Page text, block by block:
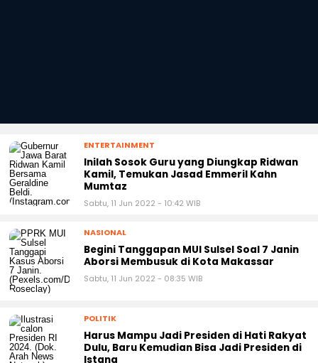
ENTERTAINMENT
Inilah Sosok Guru yang Diungkap Ridwan
Kamil, Temukan Jasad Emmeril Kahn
Mumtaz
Sabtu, 11 Jun 2022 - 10:42 WIB
NASIONAL
Begini Tanggapan MUI Sulsel Soal 7 Janin
Aborsi Membusuk di Kota Makassar
Sabtu, 11 Jun 2022 - 08:35 WIB
POLITIK
Harus Mampu Jadi Presiden di Hati Rakyat
Dulu, Baru Kemudian Bisa Jadi Presiden di
Istana